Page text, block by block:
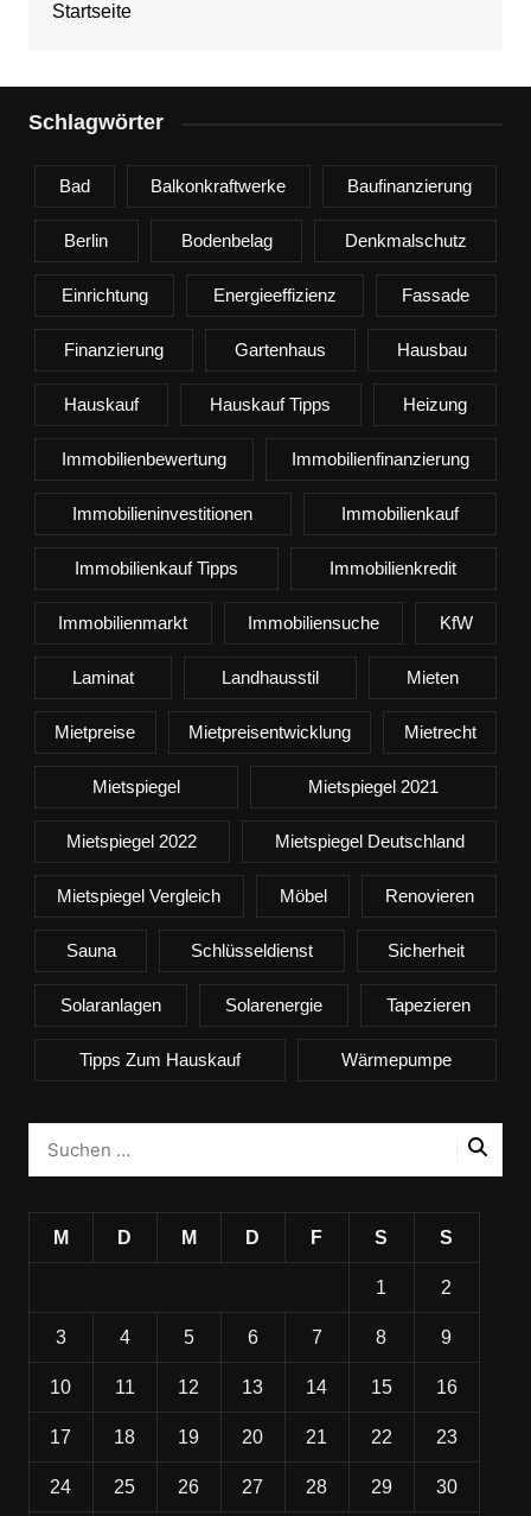
Startseite
Schlagwörter
Bad Balkonkraftwerke Baufinanzierung
Berlin Bodenbelag Denkmalschutz
Einrichtung Energieeffizienz Fassade
Finanzierung Gartenhaus Hausbau
Hauskauf Hauskauf Tipps Heizung
Immobilienbewertung Immobilienfinanzierung
Immobilieninvestitionen Immobilienkauf
Immobilienkauf Tipps Immobilienkredit
Immobilienmarkt Immobiliensuche KfW
Laminat Landhausstil Mieten
Mietpreise Mietpreisentwicklung Mietrecht
Mietspiegel Mietspiegel 2021
Mietspiegel 2022 Mietspiegel Deutschland
Mietspiegel Vergleich Möbel Renovieren
Sauna Schlüsseldienst Sicherheit
Solaranlagen Solarenergie Tapezieren
Tipps Zum Hauskauf Wärmepumpe
M D M D F S S
1 2
3 4 5 6 7 8 9
10 11 12 13 14 15 16
17 18 19 20 21 22 23
24 25 26 27 28 29 30